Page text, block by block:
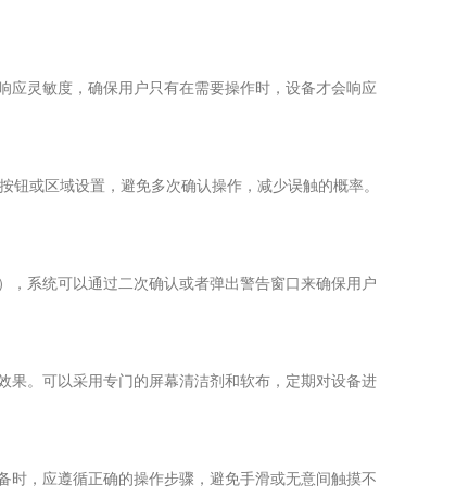
灵敏度，确保用户只有在需要操作时，设备才会响应
或区域设置，避免多次确认操作，减少误触的概率。
系统可以通过二次确认或者弹出警告窗口来确保用户
。可以采用专门的屏幕清洁剂和软布，定期对设备进
，应遵循正确的操作步骤，避免手滑或无意间触摸不